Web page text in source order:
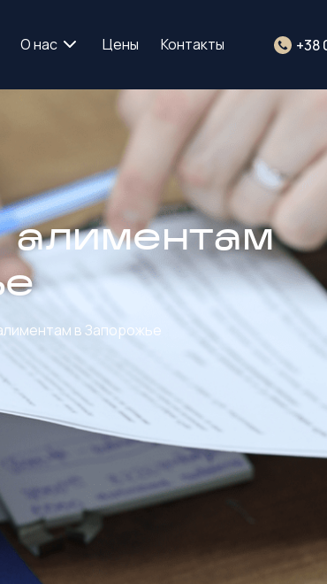
О нас Цены Контакты +38
алиментам
в Запорожье